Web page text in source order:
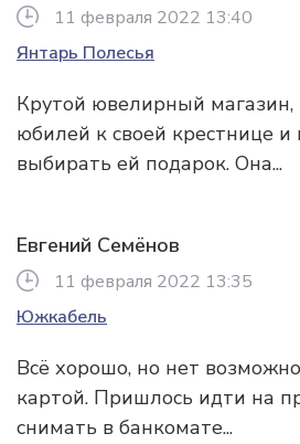
11 февраля 2022 13:40
Янтарь Полесья
Крутой ювелирный
юбилей к своей крестнице
выбирать ей подарок. Она...
Евгений Семёнов
11 февраля 2022 13:35
Южкабель
Всё хорошо, но нет
картой. Пришлось идти на
снимать в банкомате...